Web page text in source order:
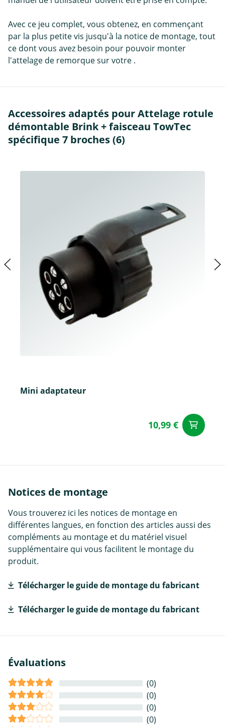
Avec ce jeu complet, vous obtenez, en commençant
par la plus petite vis jusqu'à la notice de montage, tout
ce dont vous avez besoin pour pouvoir monter
l'attelage de remorque sur votre .
Accessoires adaptés pour Attelage rotule
démontable Brink + faisceau TowTec
spécifique 7 broches (6)
Mini adaptateur
10,99 €
Notices de montage
Vous trouverez ici les notices de montage en
différentes langues, en fonction des articles aussi des
compléments au montage et du matériel visuel
supplémentaire qui vous facilitent le montage du
produit.
Télécharger le guide de montage du fabricant
Télécharger le guide de montage du fabricant
Évaluations
(0)
(0)
(0)
(0)